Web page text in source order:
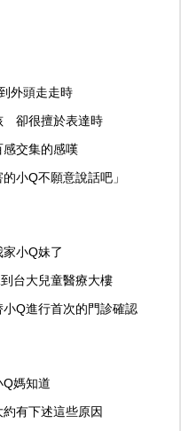
外頭走走時
卻很擅於表達時
百感交集的感嘆
小Q不願意說話吧」
小Q妹了
台大兒童醫療大樓
Q進行首次的門診確認
Q媽知道
有下述這些原因